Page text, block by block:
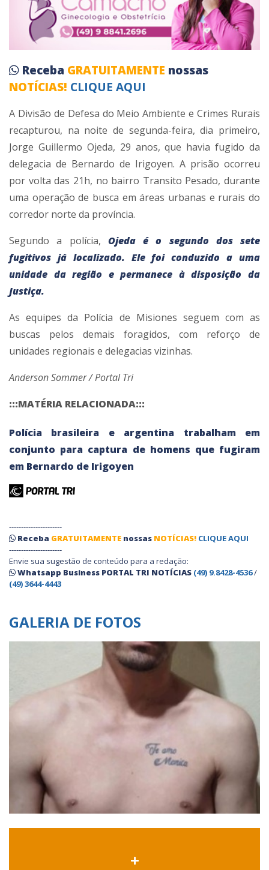
Receba GRATUITAMENTE nossas
NOTÍCIAS! CLIQUE AQUI
A Divisão de Defesa do Meio Ambiente e Crimes Rurais
recapturou, na noite de segunda-feira, dia primeiro,
Jorge Guillermo Ojeda, 29 anos, que havia fugido da
delegacia de Bernardo de Irigoyen. A prisão ocorreu
por volta das 21h, no bairro Transito Pesado, durante
uma operação de busca em áreas urbanas e rurais do
corredor norte da província.
Segundo a polícia, Ojeda é o segundo dos sete
fugitivos já localizado. Ele foi conduzido a uma
unidade da região e permanece à disposição da
Justiça.
As equipes da Polícia de Misiones seguem com as
buscas pelos demais foragidos, com reforço de
unidades regionais e delegacias vizinhas.
Anderson Sommer / Portal Tri
:::MATÉRIA RELACIONADA:::
Polícia brasileira e argentina trabalham em
conjunto para captura de homens que fugiram
em Bernardo de Irigoyen
----------------------
Receba GRATUITAMENTE nossas NOTÍCIAS! CLIQUE AQUI
----------------------
Envie sua sugestão de conteúdo para a redação:
Whatsapp Business PORTAL TRI NOTÍCIAS (49) 9.8428-4536/
(49) 3644-4443
GALERIA DE FOTOS